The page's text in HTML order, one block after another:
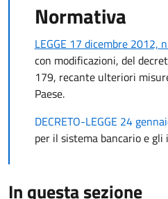
Normativa
LEGGE 17 dicembre 2012,
con modificazioni, del
179, recante ulteriori
Paese.
DECRETO-LEGGE 24
per il sistema bancario e
In questa sezione